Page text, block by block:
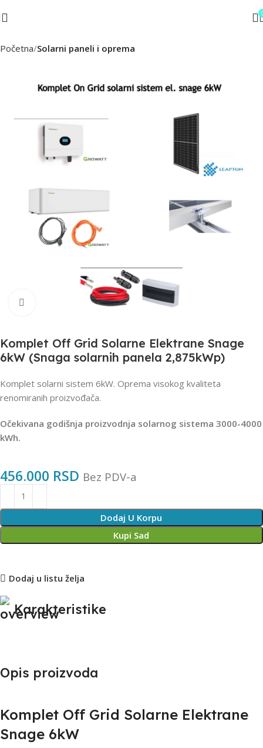
Početna Solarni paneli i oprema
Komplet Off Grid Solarne Elektrane Snage
6kW (Snaga solarnih panela 2,875kWp)
Komplet solarni sistem 6kW. Oprema visokog kvaliteta
renomiranih proizvođača.
Očekivana godišnja proizvodnja solarnog sistema 3000-4000
kWh.
456.000 RSD Bez PDV-a
Dodaj U Korpu
Kupi Sad
Dodaj u listu želja
Karakteristike
Opis proizvoda
Komplet Off Grid Solarne Elektrane
Snage 6kW